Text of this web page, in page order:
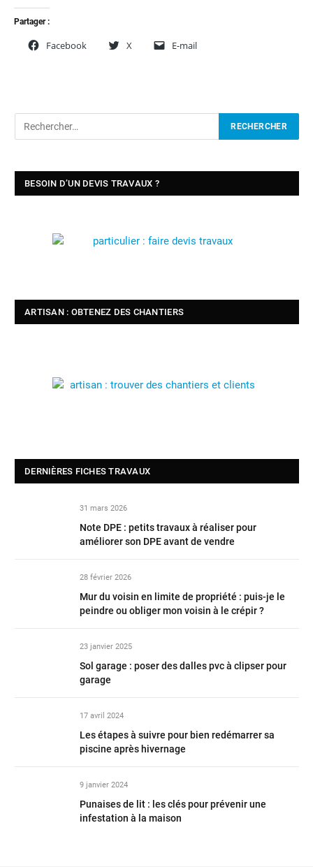
Partager :
Facebook X E-mail
BESOIN D’UN DEVIS TRAVAUX ?
ARTISAN : OBTENEZ DES CHANTIERS
DERNIÈRES FICHES TRAVAUX
31 mars 2026
Note DPE : petits travaux à réaliser pour
améliorer son DPE avant de vendre
28 février 2026
Mur du voisin en limite de propriété : puis-je le
peindre ou obliger mon voisin à le crépir ?
23 janvier 2025
Sol garage : poser des dalles pvc à clipser pour
garage
17 avril 2024
Les étapes à suivre pour bien redémarrer sa
piscine après hivernage
9 janvier 2024
Punaises de lit : les clés pour prévenir une
infestation à la maison